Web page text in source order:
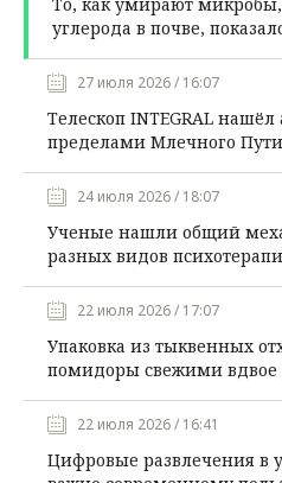
углерода в почве,
27 июля 2026 / 16:07
Телескоп INTEGRAL
пределами Млечного Пути
24 июля 2026 / 18:07
Ученые нашли общий
разных видов
22 июля 2026 / 17:07
Упаковка из тыквенных
помидоры свежими вдвое
22 июля 2026 / 16:41
Цифровые развлечения в